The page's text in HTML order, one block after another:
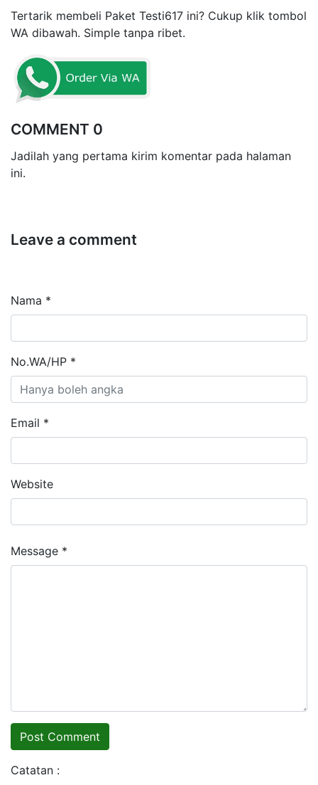
Tertarik membeli Paket Testi617 ini? Cukup klik tombol
WA dibawah. Simple tanpa ribet.
COMMENT 0
Jadilah yang pertama kirim komentar pada halaman
ini.
Leave a comment
Nama *
No.WA/HP *
Email *
Website
Message *
Catatan :